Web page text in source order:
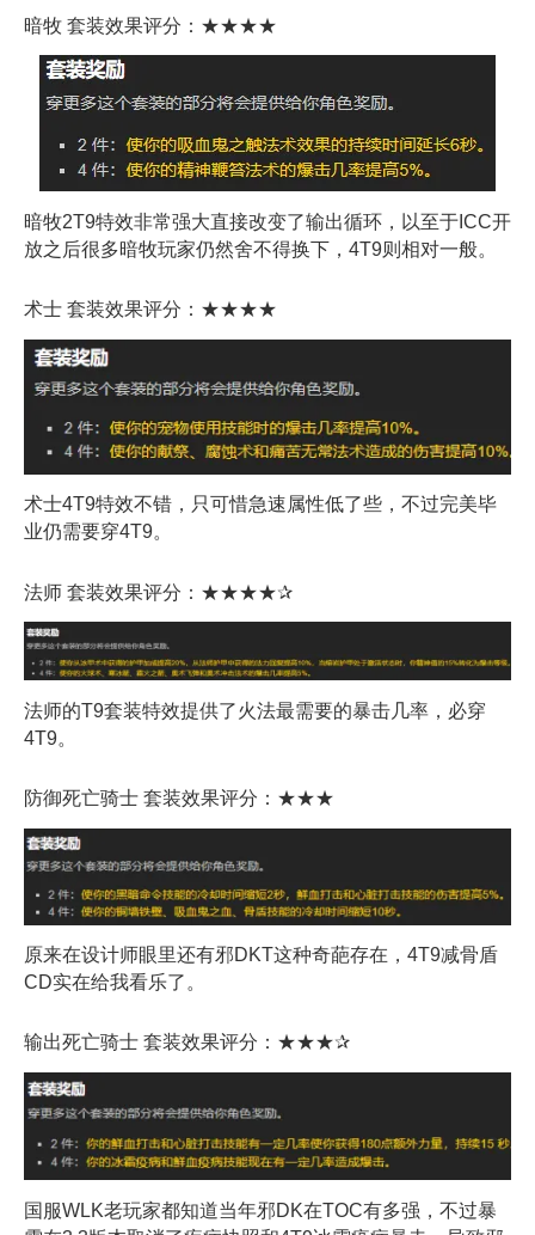
暗牧 套装效果评分：★★★★
暗牧2T9特效非常强大直接改变了输出循环，以至于ICC开
放之后很多暗牧玩家仍然舍不得换下，4T9则相对一般。
术士 套装效果评分：★★★★
术士4T9特效不错，只可惜急速属性低了些，不过完美毕
业仍需要穿4T9。
法师 套装效果评分：★★★★✰
法师的T9套装特效提供了火法最需要的暴击几率，必穿
4T9。
防御死亡骑士 套装效果评分：★★★
原来在设计师眼里还有邪DKT这种奇葩存在，4T9减骨盾
CD实在给我看乐了。
输出死亡骑士 套装效果评分：★★★✰
国服WLK老玩家都知道当年邪DK在TOC有多强，不过暴